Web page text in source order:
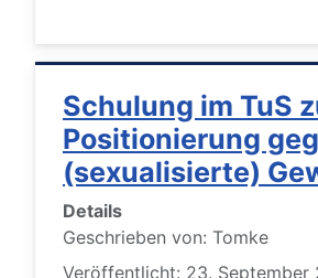
Schulung im TuS
Positionierung
(sexualisierte)
Details
Geschrieben von: Tomke
Veröffentlicht: 23. September